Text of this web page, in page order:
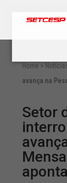
Home >
avança na
Setor